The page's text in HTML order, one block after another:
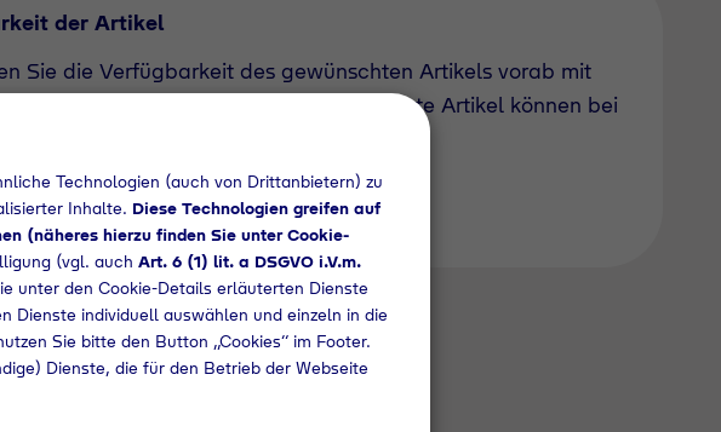
der Artikel
Sie die Verfügbarkeit des gewünschten Artikels vorab mit
Vertriebspartner. Auch derzeit nicht geführte Artikel können bei
Technologien (auch von Drittanbietern) zu
Inhalte. Diese Technologien greifen auf
(näheres hierzu finden Sie unter Cookie-
(vgl. auch Art. 6 (1) lit. a DSGVO i.V.m.
unter den Cookie-Details erläuterten Dienste
Dienste individuell auswählen und einzeln in die
Sie bitte den Button „Cookies“ im Footer.
Dienste, die für den Betrieb der Webseite